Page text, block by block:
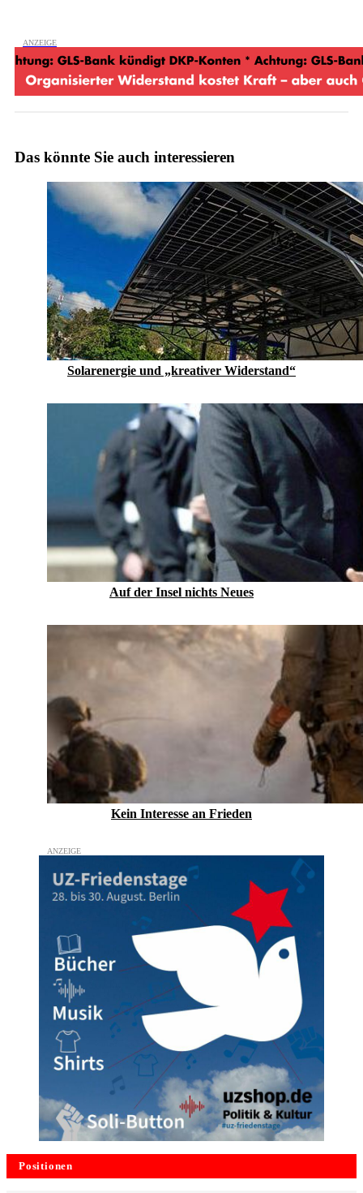
Das könnte Sie auch interessieren
Solarenergie und „kreativer Widerstand“
Auf der Insel nichts Neues
Kein Inte­resse an Frieden
Positionen